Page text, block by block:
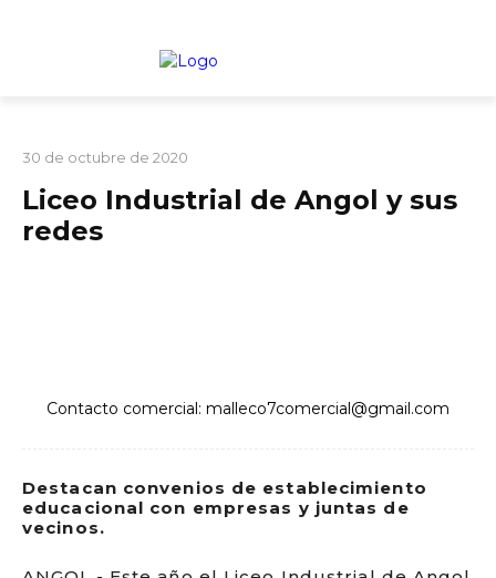
30 de octubre de 2020
Liceo Industrial de Angol y sus
redes
Contacto comercial: malleco7comercial@gmail.com
Destacan convenios de establecimiento
educacional con empresas y juntas de
vecinos.